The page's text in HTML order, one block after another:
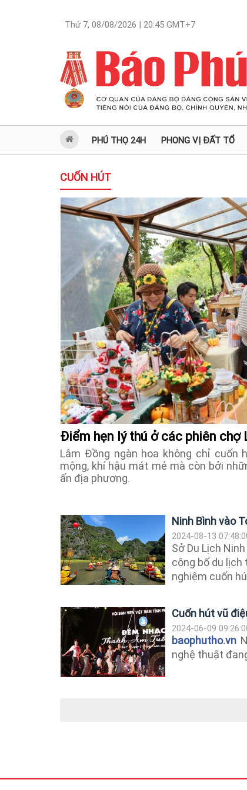
Thứ 7, 08/08/2026 | 20:45 GMT+7
PHÚ THỌ 24H PHONG VỊ ĐẤT TỔ
CUỐN HÚT
Điểm hẹn lý thú ở các phiên chợ
Lâm Đồng ngàn hoa không chỉ cuốn
mộng, khí hậu mát mẻ mà còn bởi
ấn địa phương.
Ninh Bình vào
2024-08-13
Sở Du Lịch
công bố du lịch
nghiệm cuốn
Cuốn hút vũ
2024-06-09
baophutho.vn
nghệ thuật